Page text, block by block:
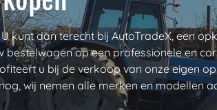
kunt dan terecht bij AutoTradeX, een
op een professionele en
u bij de verkoop van onze eigen
wij nemen alle merken en modellen